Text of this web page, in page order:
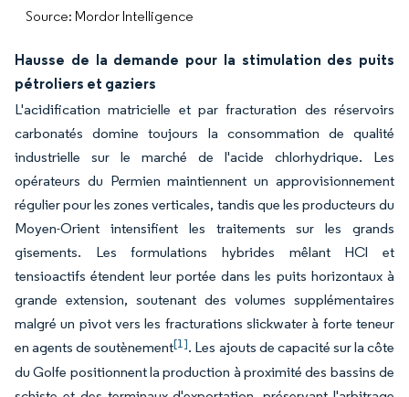
Source: Mordor Intelligence
Hausse de la demande pour la stimulation des puits
pétroliers et gaziers
L'acidification matricielle et par fracturation des réservoirs
carbonatés domine toujours la consommation de qualité
industrielle sur le marché de l'acide chlorhydrique. Les
opérateurs du Permien maintiennent un approvisionnement
régulier pour les zones verticales, tandis que les producteurs du
Moyen-Orient intensifient les traitements sur les grands
gisements. Les formulations hybrides mêlant HCl et
tensioactifs étendent leur portée dans les puits horizontaux à
grande extension, soutenant des volumes supplémentaires
malgré un pivot vers les fracturations slickwater à forte teneur
en agents de soutènement[1]. Les ajouts de capacité sur la côte
du Golfe positionnent la production à proximité des bassins de